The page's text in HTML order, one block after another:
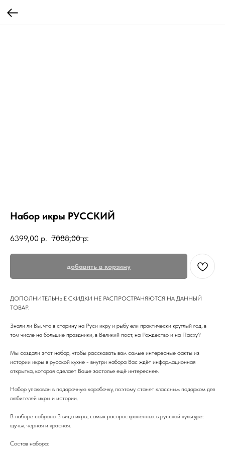
Набор икры РУССКИЙ
6399,00 р. 7088,00 р.
добавить в корзину
ДОПОЛНИТЕЛЬНЫЕ СКИДКИ НЕ РАСПРОСТРАНЯЮТСЯ НА ДАННЫЙ
ТОВАР.
Знали ли Вы, что в старину на Руси икру и рыбу ели практически круглый год, в
том числе на большие праздники, в Великий пост, на Рождество и на Пасху?
Мы создали этот набор, чтобы рассказать вам самые интересные факты из
истории икры в русской кухне - внутри набора Вас ждёт информационная
открытка, которая сделает Ваше застолье ещё интереснее.
Набор упакован в подарочную коробочку, поэтому станет классным подарком для
любителей икры и истории.
В наборе собрано 3 вида икры, самых распространённых в русской культуре:
щучья, черная и красная.
Состав набора: